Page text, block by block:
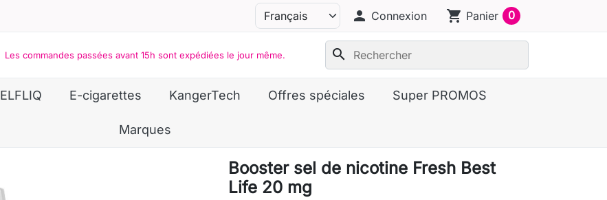
person Connexion shopping_cart Panier 0
Les commandes passées avant 15h sont expédiées le jour même. search
ELFLIQ E-cigarettes KangerTech Offres spéciales Super PROMOS
Marques
Booster sel de nicotine Fresh Best
Life 20 mg